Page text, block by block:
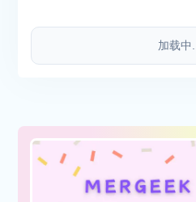
加载中...